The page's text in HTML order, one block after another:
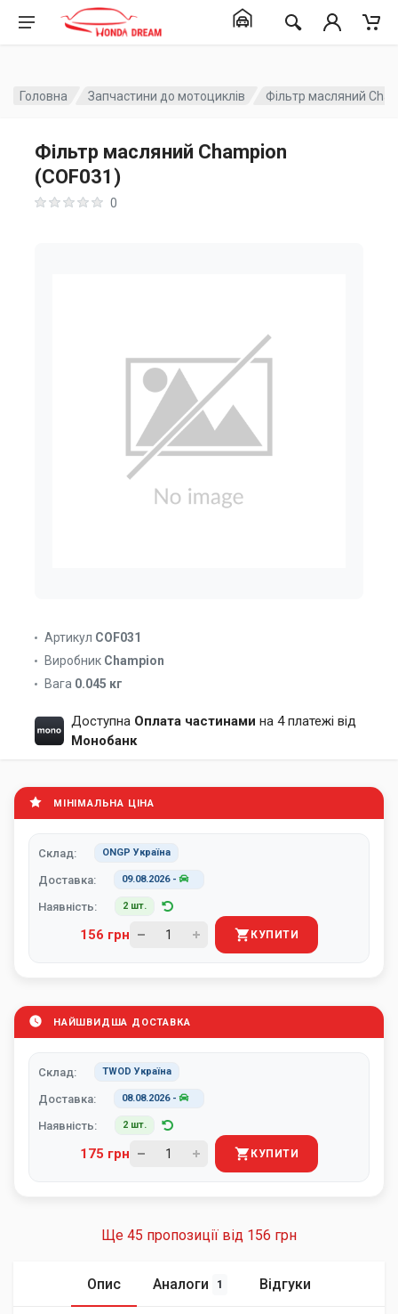
Головна Запчастини до мотоциклів Фільтр масляний
Фільтр масляний Champion
(COF031)
0
Артикул COF031
Виробник Champion
Вага 0.045 кг
Доступна Оплата частинами на 4 платежі від
Монобанк
МІНІМАЛЬНА ЦІНА
Склад: ONGP Україна
Доставка: 09.08.2026-
Наявність: 2 шт.
156 грн КУПИТИ
НАЙШВИДША ДОСТАВКА
Склад: TWOD Україна
Доставка: 08.08.2026-
Наявність: 2 шт.
175 грн КУПИТИ
Ще 45 пропозиції від 156 грн
Опис Аналоги 1 Відгуки